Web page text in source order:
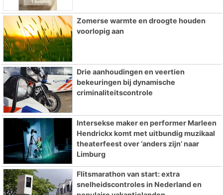
Zomerse warmte en droogte houden
voorlopig aan
Drie aanhoudingen en veertien
bekeuringen bij dynamische
criminaliteitscontrole
Intersekse maker en performer Marleen
Hendrickx komt met uitbundig muzikaal
theaterfeest over ‘anders zijn’ naar
Limburg
Flitsmarathon van start: extra
snelheidscontroles in Nederland en